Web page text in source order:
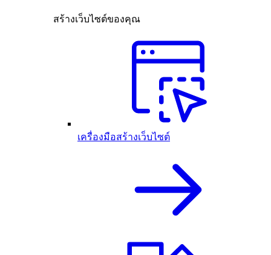
สร้างเว็บไซต์ของคุณ
เครื่องมือสร้างเว็บไซต์